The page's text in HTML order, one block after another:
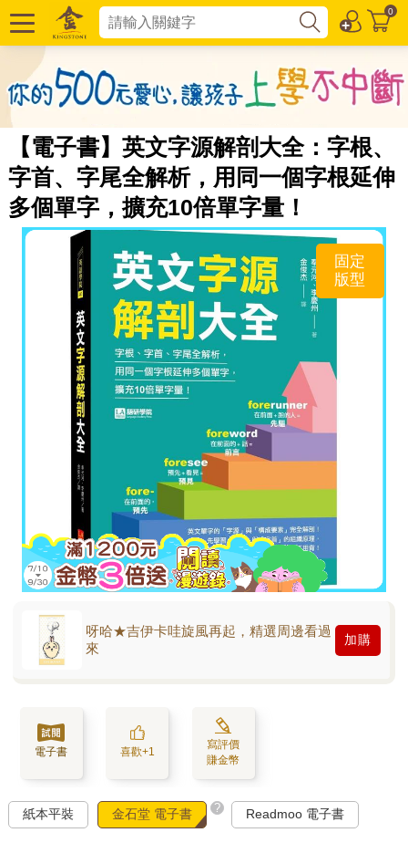
0
【電子書】英文字源解剖大全：字根、
字首、字尾全解析，用同一個字根延伸
多個單字，擴充10倍單字量！
固定
版型
呀哈★吉伊卡哇旋風再起，精選周邊看過
來
加購
電子書 喜歡+1
寫評價
賺金幣
紙本平裝 金石堂 電子書 ? Readmoo 電子書